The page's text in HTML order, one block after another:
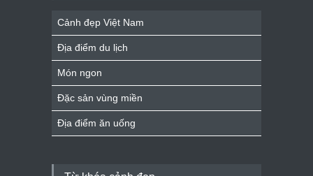
Cảnh đẹp Việt Nam
Địa điểm du lịch
Món ngon
Đặc sản vùng miền
Địa điểm ăn uống